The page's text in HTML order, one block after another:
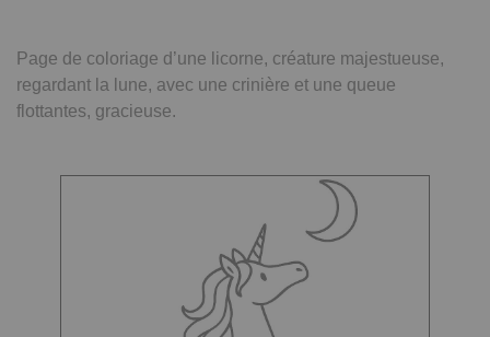
Page de coloriage d’une licorne, créature majestueuse,
regardant la lune, avec une crinière et une queue
flottantes, gracieuse.